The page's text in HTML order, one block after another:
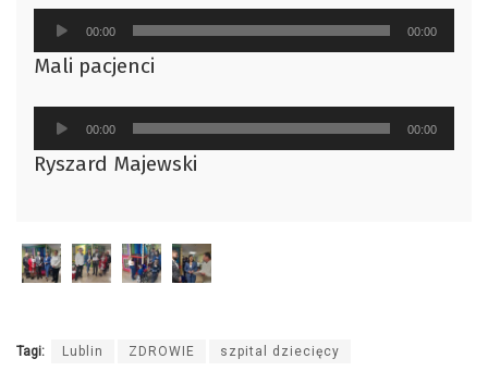
Odtwarzacz
plików
dźwiękowych
00:00 00:00
Mali pacjenci
Odtwarzacz
plików
dźwiękowych
00:00 00:00
Ryszard Majewski
Tagi: Lublin ZDROWIE szpital dziecięcy